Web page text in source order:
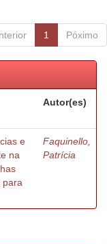
1 Póximo
Autor(es)
e
na
para
Faquinello,
Patrícia